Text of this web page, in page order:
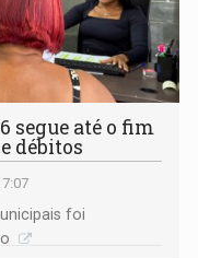
segue até o fim
débitos
foi